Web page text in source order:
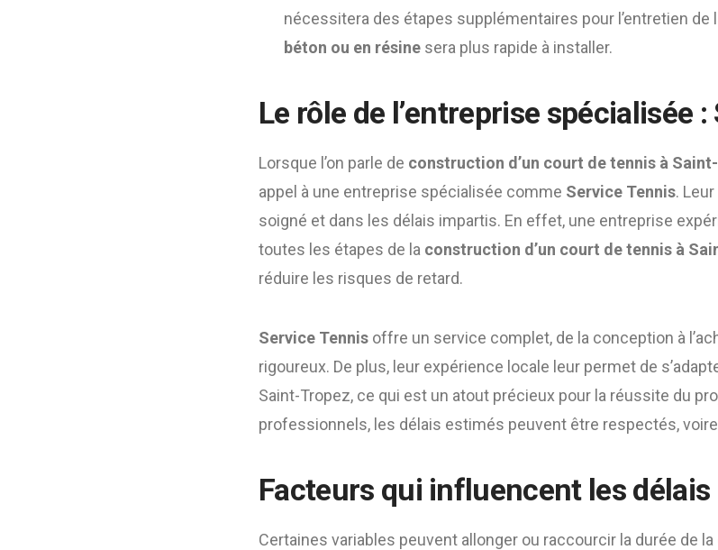
nécessitera des étapes supplémentaires pour l’entretien de
béton ou en résine sera plus rapide à installer.
Le rôle de l’entreprise spécialisée
Lorsque l’on parle de construction d’un court de tennis à
appel à une entreprise spécialisée comme Service Tennis.
soigné et dans les délais impartis. En effet, une entreprise
toutes les étapes de la construction d’un court de tennis à
réduire les risques de retard.
Service Tennis offre un service complet, de la conception à
rigoureux. De plus, leur expérience locale leur permet de
Saint-Tropez, ce qui est un atout précieux pour la réussite du
professionnels, les délais estimés peuvent être respectés,
Facteurs qui influencent les délais
Certaines variables peuvent allonger ou raccourcir la durée de la